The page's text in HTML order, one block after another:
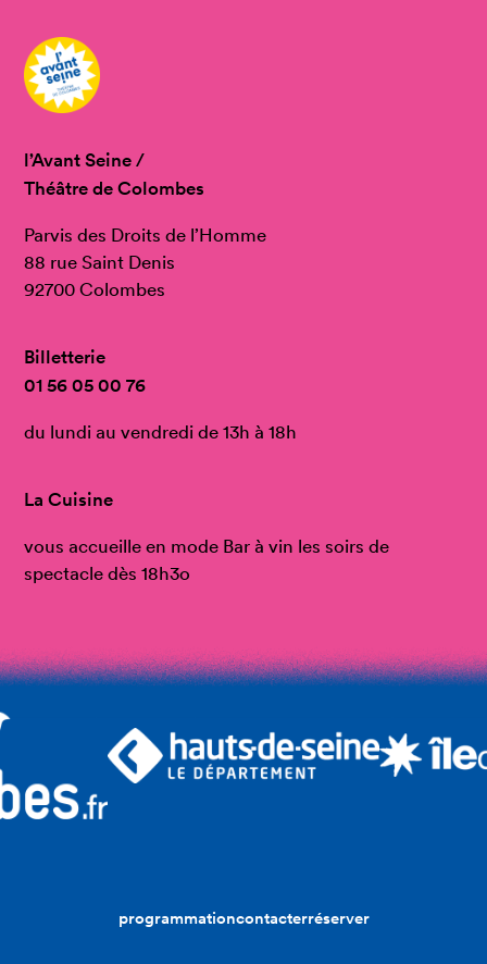
l’Avant Seine /
Théâtre de Colombes
Parvis des Droits de l’Homme
88 rue Saint Denis
92700 Colombes
Billetterie
01 56 05 00 76
du lundi au vendredi de 13h à 18h
La Cuisine
vous accueille en mode Bar à vin les soirs de
spectacle dès 18h3o
programmationcontacterréserver